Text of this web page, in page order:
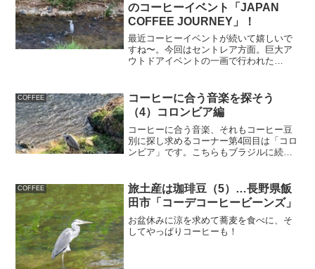
のコーヒーイベント「JAPAN
COFFEE JOURNEY」！
最近コーヒーイベントが続いて嬉しいで
すね〜。今回はセントレア方面。巨大ア
ウトドアイベントの一画で行われた
COFFEE
コーヒーに合う音楽を探そう
（4）コロンビア編
コーヒーに合う音楽、それもコーヒー豆
別に探し求めるコーナー第4回目は「コロ
ンビア」です。こちらもブラジルに続い
COFFEE
旅土産は珈琲豆（5）…長野県飯
田市「コーデコーヒービーンズ」
お盆休みに涼を求めて蕎麦を食べに、そ
してやっぱりコーヒーも！